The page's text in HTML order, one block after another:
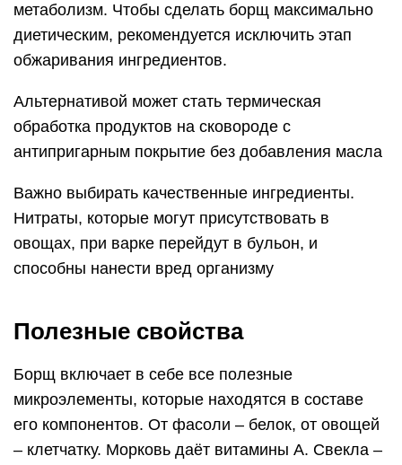
метаболизм. Чтобы сделать борщ максимально
диетическим, рекомендуется исключить этап
обжаривания ингредиентов.
Альтернативой может стать термическая
обработка продуктов на сковороде с
антипригарным покрытие без добавления масла
Важно выбирать качественные ингредиенты.
Нитраты, которые могут присутствовать в
овощах, при варке перейдут в бульон, и
способны нанести вред организму
Полезные свойства
Борщ включает в себе все полезные
микроэлементы, которые находятся в составе
его компонентов. От фасоли – белок, от овощей
– клетчатку. Морковь даёт витамины А. Свекла –